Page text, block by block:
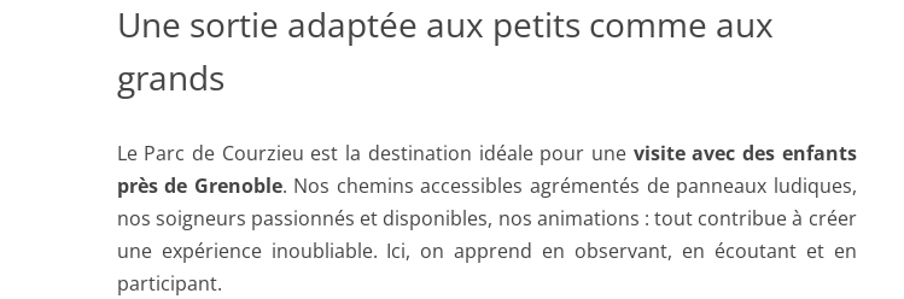
Une sortie adaptée aux petits comme aux
grands
Le Parc de Courzieu est la destination idéale pour une visite avec des enfants
près de Grenoble. Nos chemins accessibles agrémentés de panneaux ludiques,
nos soigneurs passionnés et disponibles, nos animations : tout contribue à créer
une expérience inoubliable. Ici, on apprend en observant, en écoutant et en
participant.